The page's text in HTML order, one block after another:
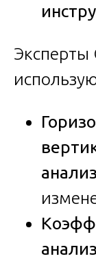
анализ
анализ